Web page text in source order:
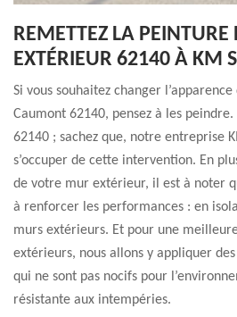
REMETTEZ LA PEINTURE
EXTÉRIEUR 62140 À KM
Si vous souhaitez changer
Caumont 62140, pensez à les
62140 ; sachez que, notre entreprise
s’occuper de cette intervention. En
de votre mur extérieur, il est à noter
à renforcer les performances : en
murs extérieurs. Et pour une
extérieurs, nous allons y appliquer
qui ne sont pas nocifs pour
résistante aux intempéries.